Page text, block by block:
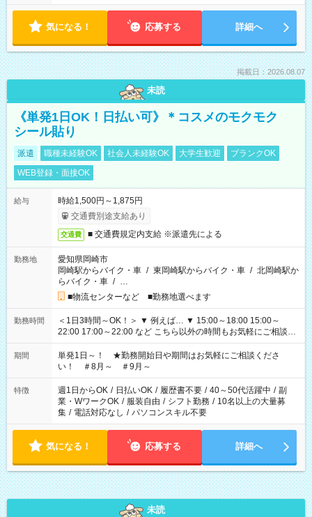
気になる！ 応募する 詳細へ
掲載日：2026.08.07
未読
《単発1日OK！日払い可》＊コスメのモクモク
シール貼り
派遣 職種未経験OK 社会人未経験OK 大学生歓迎
ブランクOK
WEB登録・面接OK
給与
時給1,500円～1,875円
交通費別途支給あり
交通費 ■ 交通費規定内支給 ※派遣先による
勤務地
愛知県岡崎市
岡崎駅からバイク・車 / 東岡崎駅からバイク・車 / 北岡崎駅か
らバイク・車 / …
■物流センターなど ■勤務地選べます
勤務時間
＜1日3時間～OK！＞ ▼ 例えば… ▼ 15:00～18:00 15:00～
22:00 17:00～22:00 など こちら以外の時間もお気軽にご相談く
ださい！
期間
単発1日～！ ★勤務開始日や期間はお気軽にご相談くださ
い！ ＃8月～ ＃9月～
特徴 週1日からOK / 日払いOK / 履歴書不要 / 40～50代活躍中 / 副
業・WワークOK / 服装自由 / シフト勤務 / 10名以上の大量募
集 / 電話対応なし / パソコンスキル不要
気になる！ 応募する 詳細へ
未読